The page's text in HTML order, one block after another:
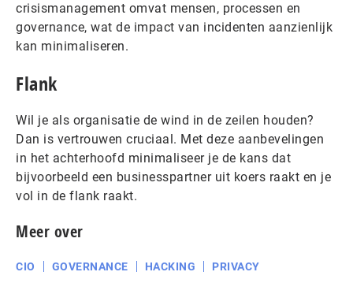
crisismanagement omvat mensen, processen en
governance, wat de impact van incidenten aanzienlijk
kan minimaliseren.
Flank
Wil je als organisatie de wind in de zeilen houden?
Dan is vertrouwen cruciaal. Met deze aanbevelingen
in het achterhoofd minimaliseer je de kans dat
bijvoorbeeld een businesspartner uit koers raakt en je
vol in de flank raakt.
Meer over
CIO GOVERNANCE HACKING PRIVACY